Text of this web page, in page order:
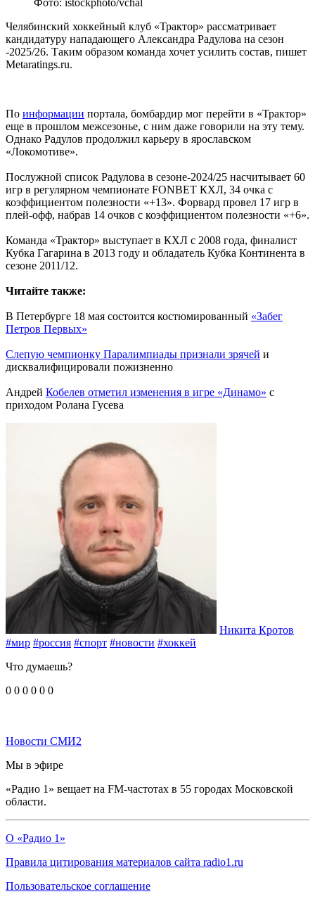
Фото: istockphoto/vchal
Челябинский хоккейный клуб «Трактор» рассматривает
кандидатуру нападающего Александра Радулова на сезон
-2025/26. Таким образом команда хочет усилить состав, пишет
Metaratings.ru.
По информации портала, бомбардир мог перейти в «Трактор»
еще в прошлом межсезонье, с ним даже говорили на эту тему.
Однако Радулов продолжил карьеру в ярославском
«Локомотиве».
Послужной список Радулова в сезоне-2024/25 насчитывает 60
игр в регулярном чемпионате FONBET КХЛ, 34 очка с
коэффициентом полезности «+13». Форвард провел 17 игр в
плей-офф, набрав 14 очков с коэффициентом полезности «+6».
Команда «Трактор» выступает в КХЛ с 2008 года, финалист
Кубка Гагарина в 2013 году и обладатель Кубка Континента в
сезоне 2011/12.
Читайте также:
В Петербурге 18 мая состоится костюмированный «Забег
Петров Первых»
Слепую чемпионку Паралимпиады признали зрячей и
дисквалифицировали пожизненно
Андрей Кобелев отметил изменения в игре «Динамо» с
приходом Ролана Гусева
Никита Кротов
#мир #россия #спорт #новости #хоккей
Что думаешь?
0 0 0 0 0 0
Новости СМИ2
Мы в эфире
«Радио 1» вещает на FM-частотах в 55 городах Московской
области.
О «Радио 1»
Правила цитирования материалов сайта radio1.ru
Пользовательское соглашение